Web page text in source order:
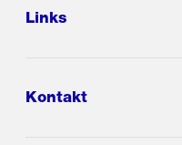
Links
Kontakt